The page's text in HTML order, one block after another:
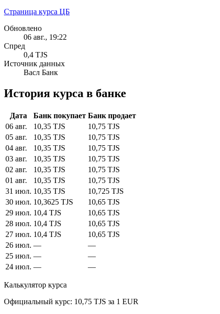
Страница курса ЦБ
Обновлено
06 авг., 19:22
Спред
0,4 TJS
Источник данных
Васл Банк
История курса в банке
Дата Банк покупает Банк продает
06 авг.
10,35 TJS
10,75 TJS
05 авг.
10,35 TJS
10,75 TJS
04 авг.
10,35 TJS
10,75 TJS
03 авг.
10,35 TJS
10,75 TJS
02 авг.
10,35 TJS
10,75 TJS
01 авг.
10,35 TJS
10,75 TJS
31 июл. 10,35 TJS
10,725 TJS
30 июл. 10,3625 TJS
10,65 TJS
29 июл. 10,4 TJS
10,65 TJS
28 июл. 10,4 TJS
10,65 TJS
27 июл. 10,4 TJS
10,65 TJS
26 июл. —
—
25 июл. —
—
24 июл. — —
Калькулятор курса
Официальный курс: 10,75 TJS за 1 EUR